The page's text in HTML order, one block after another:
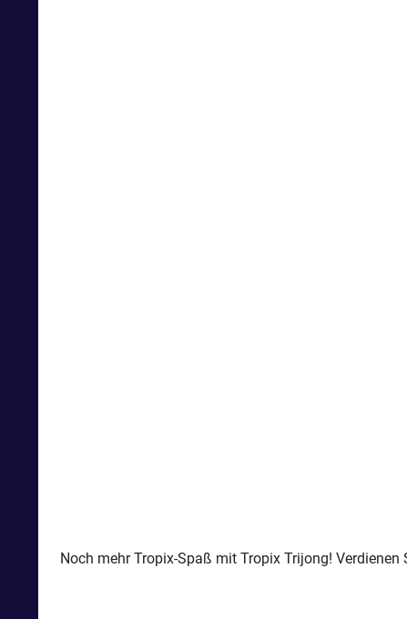
Noch mehr Tropix-Spaß mit Tropix Trijong!